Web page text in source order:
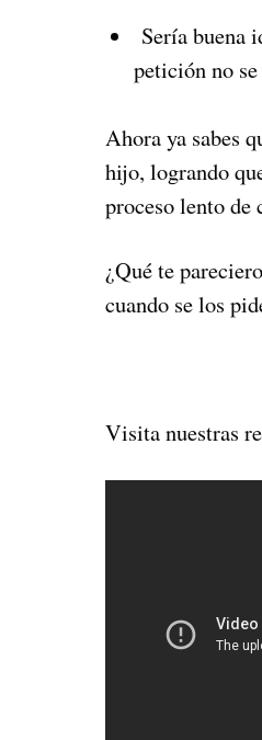
Sería buena
petición no
Ahora ya sabes
hijo, logrando
proceso lento de
¿Qué te
cuando se los
Visita nuestras